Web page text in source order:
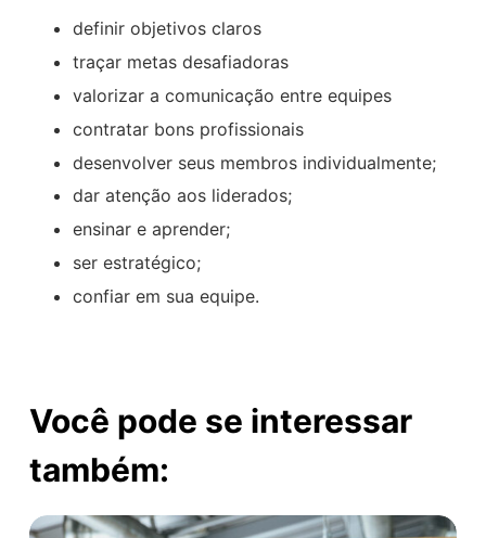
definir objetivos claros
traçar metas desafiadoras
valorizar a comunicação entre equipes
contratar bons profissionais
desenvolver seus membros individualmente;
dar atenção aos liderados;
ensinar e aprender;
ser estratégico;
confiar em sua equipe.
Você pode se interessar
também: